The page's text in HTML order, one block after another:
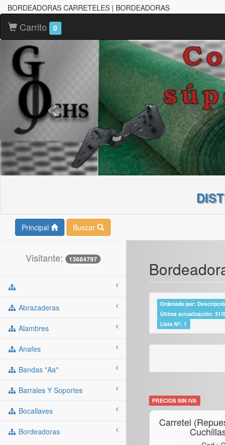
BORDEADORAS CARRETELES | BORDEADORAS
Carrito 0
Principal Buscar
Visitante: 13684797
Abrazaderas
Alambres
Anafes
Bandas "aa"
Barrales Y Soportes
Bocallaves
Bordeadoras
Ordenado por:
Última actualización: 31/
Lista Nº: 1
PRECIOS SIN IVA
Carretel